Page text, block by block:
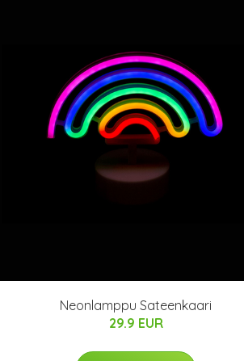
Neonlamppu Sateenkaari
29.9 EUR